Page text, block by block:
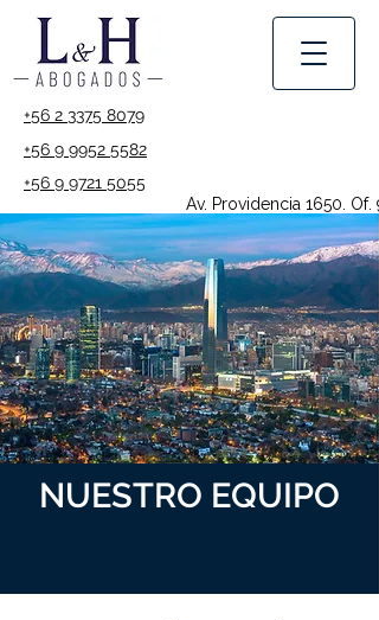
+56 9 9721 5055
+56 9 9952 5582
+56 2 3375 8079
Av. Providencia 1650. Of.
NUESTRO EQUIPO